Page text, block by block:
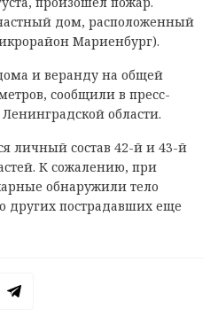
дом, расположенный
Мариенбург).
и веранду на общей
сообщили в пресс-
области.
личный состав 42-й и 43-й
К сожалению, при
обнаружили тело
других пострадавших еще